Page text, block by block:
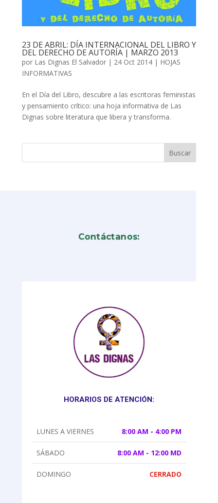
23 DE ABRIL: DÍA INTERNACIONAL DEL LIBRO Y
DEL DERECHO DE AUTORÍA | MARZO 2013
por Las Dignas El Salvador| 24 Oct 2014| HOJAS
INFORMATIVAS
En el Día del Libro, descubre a las escritoras feministas
y pensamiento crítico: una hoja informativa de Las
Dignas sobre literatura que libera y transforma.
Contáctanos:
HORARIOS DE ATENCIÓN:
LUNES A VIERNES 8:00 AM - 4:00 PM
SÁBADO 8:00 AM - 12:00 MD
DOMINGO CERRADO